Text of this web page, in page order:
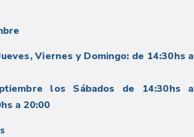
Viernes y Domingo: de 14:30hs a
los Sábados de 14:30hs a
a 20:00